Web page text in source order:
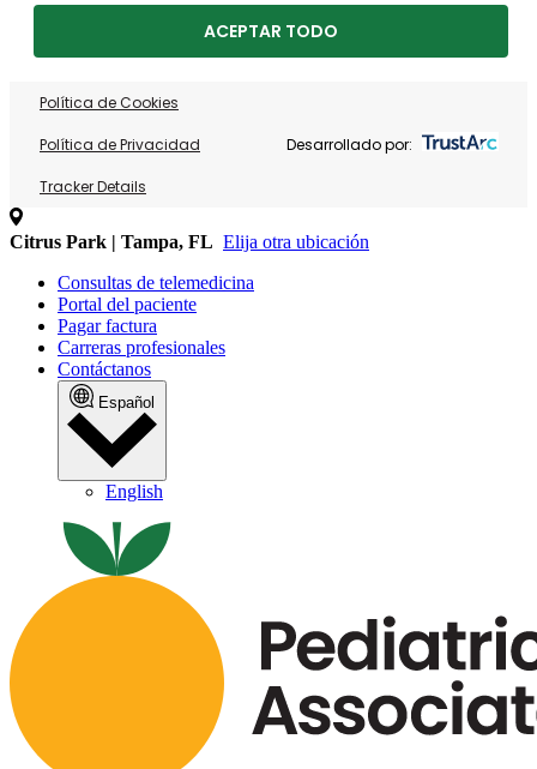
ACEPTAR TODO
Política de Cookies
Política de Privacidad
Tracker Details
Desarrollado por:
Citrus Park | Tampa, FL Elija otra ubicación
Consultas de telemedicina
Portal del paciente
Pagar factura
Carreras profesionales
Contáctanos
Español
English